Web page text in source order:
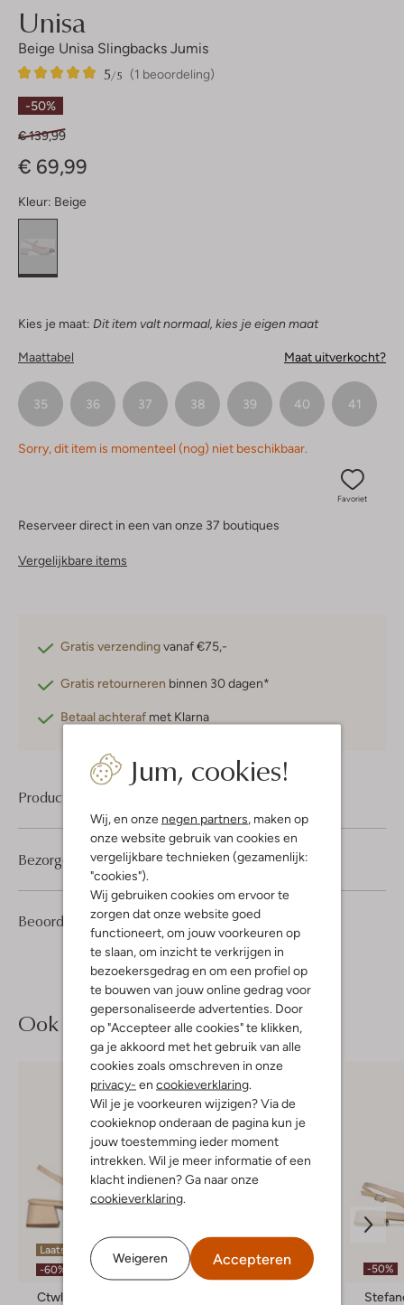
Jum, cookies!
Wij, en onze negen partners , maken op
onze website gebruik van cookies en
vergelijkbare technieken (gezamenlijk:
"cookies").
Wij gebruiken cookies om ervoor te
zorgen dat onze website goed
functioneert, om jouw voorkeuren op
te slaan, om inzicht te verkrijgen in
bezoekersgedrag en om een profiel op
te bouwen van jouw online gedrag voor
gepersonaliseerde advertenties. Door
op "Accepteer alle cookies" te klikken,
ga je akkoord met het gebruik van alle
cookies zoals omschreven in onze
privacy- en cookieverklaring
Wil je je voorkeuren wijzigen? Via de
cookieknop onderaan de pagina kun je
jouw toestemming ieder moment
intrekken. Wil je meer informatie of een
klacht indienen? Ga naar onze
cookieverklaring
Weigeren Accepteren
Unisa
Beige Unisa Slingbacks Jumis
(1 beoordeling)
5/5
1
5
Sterren
-50%
€ 139,99
€ 69,99
Kleur: Beige
Kies je maat: Dit item valt normaal, kies je eigen maat
Maattabel Maat uitverkocht?
35 36 37 38 39 40 41
Sorry, dit item is momenteel (nog) niet beschikbaar.
Favoriet
Reserveer direct in een van onze 37 boutiques
Vergelijkbare items
Gratis verzendingvanaf €75,-
Gratis retourneren binnen 30 dagen*
Betaal achteraf met Klarna
Product informatie
Beoordelingen (1) 5
1
5
Sterren
Bezorgen & retourneren
Ook iets voor jou?
Laatste item
-60%
Ctwlk
-50% -50%